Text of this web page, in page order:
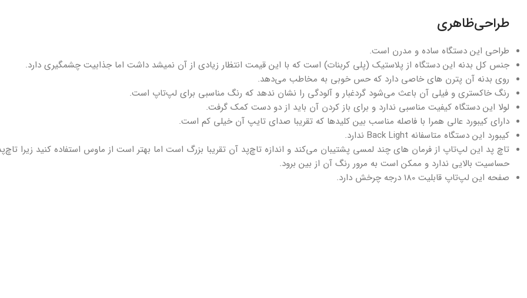
طراحی‌ظاهری
طراحی این دستگاه ساده و مدرن است.
جنس کل بدنه این دستگاه از پلاستیک (پلی کربنات) است که با این قیمت انتظار زیادی از آن نمیشد داشت اما جذابیت چشمگیری دارد.
روی بدنه آن پترن های خاصی دارد که حس خوبی به مخاطب می‌دهد.
رنگ خاکستری و فیلی آن باعث می‌شود گردغبار و آلودگی را نشان ندهد که رنگ مناسبی برای لپ‌تاپ است.
لولا این دستگاه کیفیت مناسبی ندارد و برای باز کردن آن باید از دو دست کمک گرفت.
دارای کیبورد عالی همرا با فاصله مناسب بین کلیدها که تقریبا صدای تایپ آن خیلی کم است.
کیبورد این دستگاه متاسفانه Back Light ندارد.
تاچ پد این لپ‌تاپ از فرمان های چند لمسی پشتیبان می‌کند و اندازه تاچ‌پد آن تقریبا بزرگ است اما بهتر است از ماوس استفاده کنید زیرا
حساسیت بالایی ندارد و ممکن است به مرور رنگ آن از بین برود.
صفحه این لپ‌تاپ قابلیت 180 درجه چرخش دارد.